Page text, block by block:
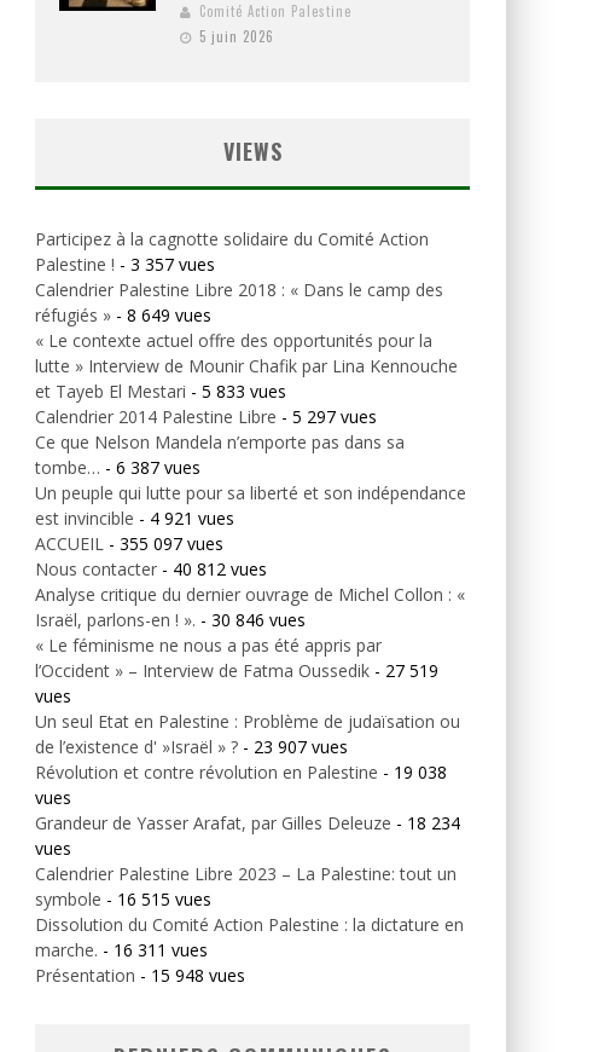
Comité Action Palestine
5 juin 2026
VIEWS
Participez à la cagnotte solidaire du Comité Action
Palestine ! - 3 357 vues
Calendrier Palestine Libre 2018 : « Dans le camp des
réfugiés » - 8 649 vues
« Le contexte actuel offre des opportunités pour la
lutte » Interview de Mounir Chafik par Lina Kennouche
et Tayeb El Mestari - 5 833 vues
Calendrier 2014 Palestine Libre - 5 297 vues
Ce que Nelson Mandela n’emporte pas dans sa
tombe… - 6 387 vues
Un peuple qui lutte pour sa liberté et son indépendance
est invincible - 4 921 vues
ACCUEIL - 355 097 vues
Nous contacter - 40 812 vues
Analyse critique du dernier ouvrage de Michel Collon : «
Israël, parlons-en ! ». - 30 846 vues
« Le féminisme ne nous a pas été appris par
l’Occident » – Interview de Fatma Oussedik - 27 519
vues
Un seul Etat en Palestine : Problème de judaïsation ou
de l’existence d' »Israël » ? - 23 907 vues
Révolution et contre révolution en Palestine - 19 038
vues
Grandeur de Yasser Arafat, par Gilles Deleuze - 18 234
vues
Calendrier Palestine Libre 2023 – La Palestine: tout un
symbole - 16 515 vues
Dissolution du Comité Action Palestine : la dictature en
marche. - 16 311 vues
Présentation - 15 948 vues